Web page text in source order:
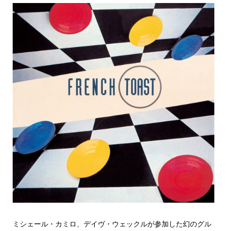
ミシェール・カミロ、デイヴ・ウェックルが参加した幻のグル